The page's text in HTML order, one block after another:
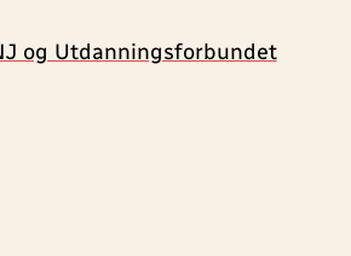
og Utdanningsforbundet